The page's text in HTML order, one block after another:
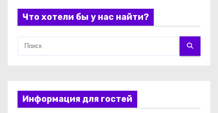
я
м
Что хотели бы у нас найти?
Информация для гостей